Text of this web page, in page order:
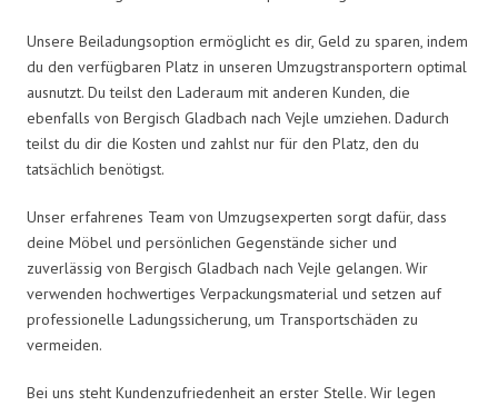
Unsere Beiladungsoption ermöglicht es dir, Geld zu sparen, indem
du den verfügbaren Platz in unseren Umzugstransportern optimal
ausnutzt. Du teilst den Laderaum mit anderen Kunden, die
ebenfalls von Bergisch Gladbach nach Vejle umziehen. Dadurch
teilst du dir die Kosten und zahlst nur für den Platz, den du
tatsächlich benötigst.
Unser erfahrenes Team von Umzugsexperten sorgt dafür, dass
deine Möbel und persönlichen Gegenstände sicher und
zuverlässig von Bergisch Gladbach nach Vejle gelangen. Wir
verwenden hochwertiges Verpackungsmaterial und setzen auf
professionelle Ladungssicherung, um Transportschäden zu
vermeiden.
Bei uns steht Kundenzufriedenheit an erster Stelle. Wir legen